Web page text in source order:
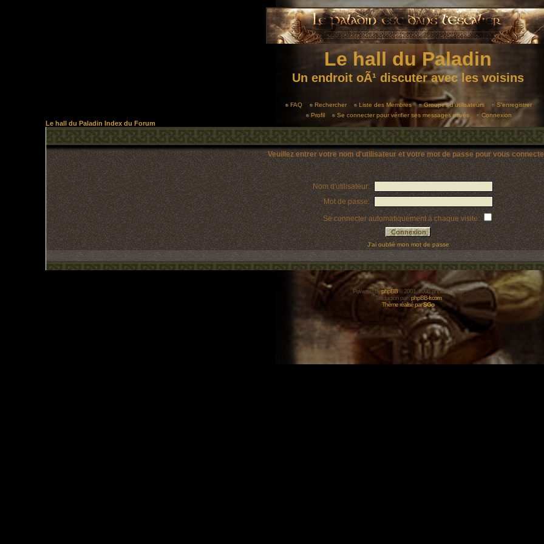
Le hall du Paladin
Un endroit oÃ¹ discuter avec les voisins
FAQ Rechercher Liste des Membres Groupes d'utilisateurs
S'enregistrer
Profil
Se connecter pour vérifier ses messages privés Connexion
Le hall du Paladin Index du Forum
Veuillez entrer votre nom d'utilisateur et votre mot de passe pour vous
Nom d'utilisateur:
Mot de passe:
Se connecter automatiquement à chaque visite:
J'ai oublié mon mot de passe
Powered byphpBB© 2001, 2005 phpBB Group
Traduction par :phpBB-fr.com
Thème réalisé parSGo